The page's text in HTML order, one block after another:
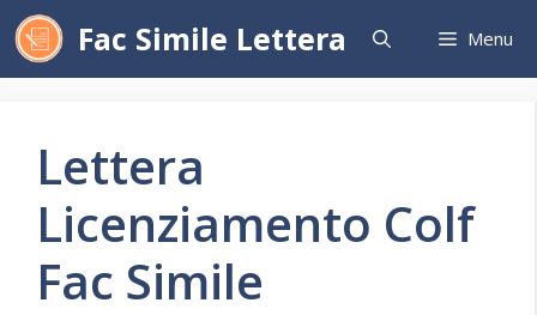
Vai
al
contenuto
Fac Simile Lettera Menu
Lettera
Licenziamento Colf
Fac Simile